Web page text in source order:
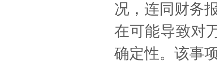
况，连同财务
在可能导致对
确定性。该事